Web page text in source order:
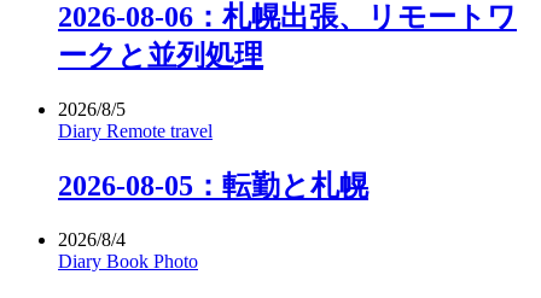
2026-08-06：札幌出張、リモートワ
ークと並列処理
2026/8/5
Diary Remote travel
2026-08-05：転勤と札幌
2026/8/4
Diary Book Photo